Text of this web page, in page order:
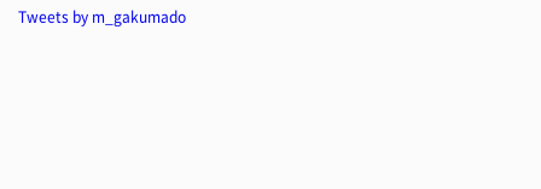
Tweets by m_gakumado